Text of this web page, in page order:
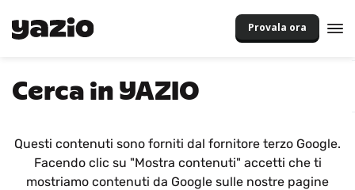
Provala ora
Cerca in YAZIO
Questi contenuti sono forniti dal fornitore terzo Google.
Facendo clic su "Mostra contenuti" accetti che ti
mostriamo contenuti da Google sulle nostre pagine